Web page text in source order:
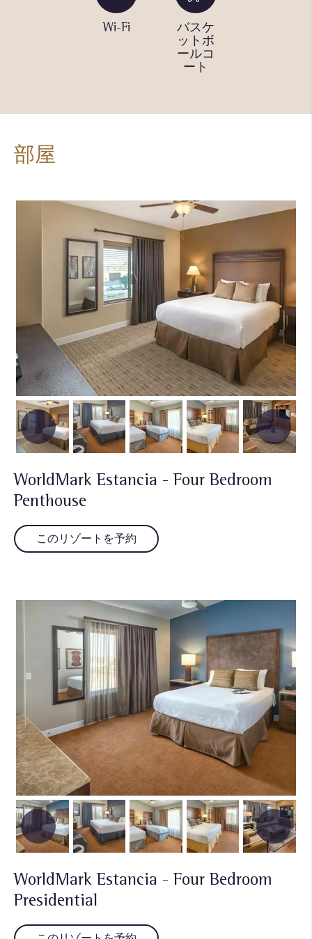
Wi-Fi
バスケ
ットボ
ールコ
ート
部屋
WorldMark Estancia - Four Bedroom
Penthouse
このリゾートを予約
WorldMark Estancia - Four Bedroom
Presidential